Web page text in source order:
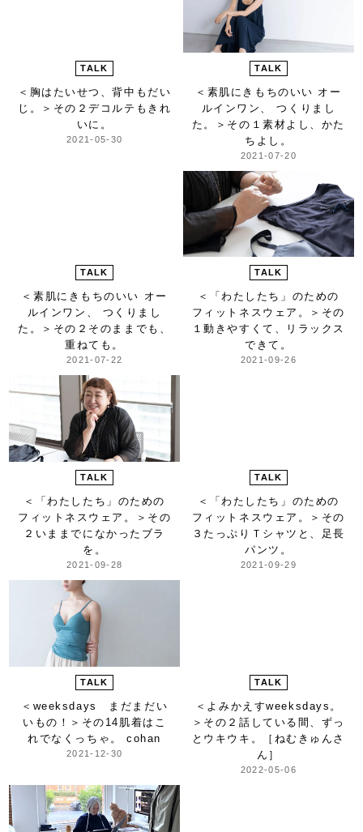
TALK
＜胸はたいせつ、背中もだい
じ。＞ その２デコルテもきれ
いに。
2021-05-30
TALK
＜素肌にきもちのいい オー
ルインワン、 つくりまし
た。＞ その１素材よし、かた
ちよし。
2021-07-20
TALK
＜素肌にきもちのいい オー
ルインワン、 つくりまし
た。＞ その２そのままでも、
重ねても。
2021-07-22
TALK
＜「わたしたち」のための
フィットネスウェア。＞ その
１動きやすくて、リラックス
できて。
2021-09-26
TALK
＜「わたしたち」のための
フィットネスウェア。＞ その
２いままでになかったブラ
を。
2021-09-28
TALK
＜「わたしたち」のための
フィットネスウェア。＞ その
３たっぷりＴシャツと、足長
パンツ。
2021-09-29
TALK
＜weeksdays まだまだい
いもの！＞ その14肌着はこ
れでなくっちゃ。 cohan
2021-12-30
TALK
＜よみかえすweeksdays。
＞ その２話している間、ずっ
とウキウキ。［ねむきゅんさ
ん］
2022-05-06